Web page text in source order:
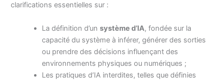
clarifications essentielles sur :
La définition d’unsystème d’IA, fondée sur la
capacité du système à inférer, générer des sorties
ou prendre des décisions influençant des
environnements physiques ou numériques ;
Les pratiques d’IA interdites, telles que définies